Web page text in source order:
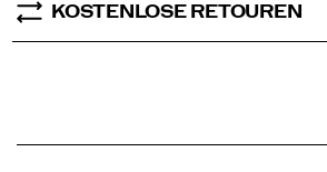
KOSTENLOSE RETOUREN